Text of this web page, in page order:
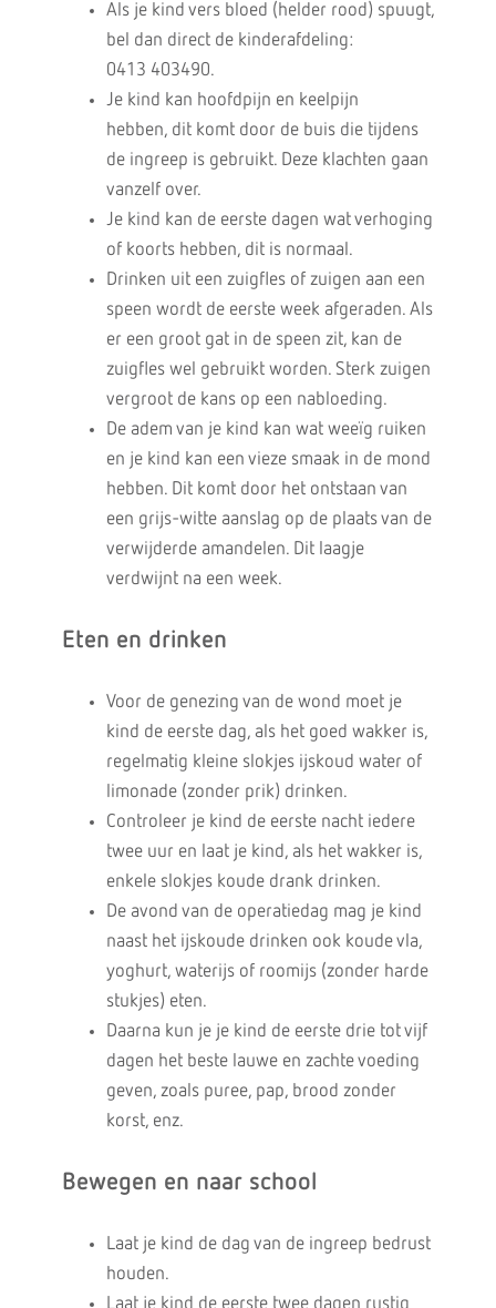
Als je kind vers bloed (helder rood) spuugt,
bel dan direct de kinderafdeling:
0413 403490.
Je kind kan hoofdpijn en keelpijn
hebben, dit komt door de buis die tijdens
de ingreep is gebruikt. Deze klachten gaan
vanzelf over.
Je kind kan de eerste dagen wat verhoging
of koorts hebben, dit is normaal.
Drinken uit een zuigfles of zuigen aan een
speen wordt de eerste week afgeraden. Als
er een groot gat in de speen zit, kan de
zuigfles wel gebruikt worden. Sterk zuigen
vergroot de kans op een nabloeding.
De adem van je kind kan wat weeïg ruiken
en je kind kan een vieze smaak in de mond
hebben. Dit komt door het ontstaan van
een grijs-witte aanslag op de plaats van de
verwijderde amandelen. Dit laagje
verdwijnt na een week.
Eten en drinken
Voor de genezing van de wond moet je
kind de eerste dag, als het goed wakker is,
regelmatig kleine slokjes ijskoud water of
limonade (zonder prik) drinken.
Controleer je kind de eerste nacht iedere
twee uur en laat je kind, als het wakker is,
enkele slokjes koude drank drinken.
De avond van de operatiedag mag je kind
naast het ijskoude drinken ook koude vla,
yoghurt, waterijs of roomijs (zonder harde
stukjes) eten.
Daarna kun je je kind de eerste drie tot vijf
dagen het beste lauwe en zachte voeding
geven, zoals puree, pap, brood zonder
korst, enz.
Bewegen en naar school
Laat je kind de dag van de ingreep bedrust
houden.
Laat je kind de eerste twee dagen rustig